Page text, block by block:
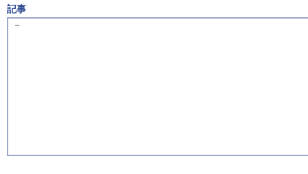
22
23
22
23
22
23
22
23
記事
－